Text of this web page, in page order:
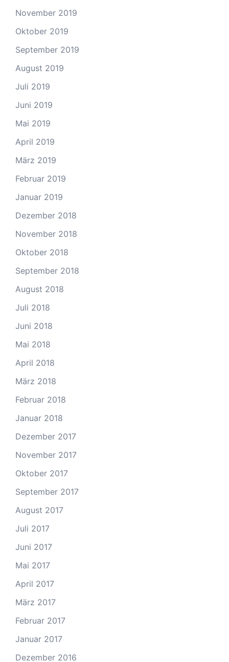
November 2019
Oktober 2019
September 2019
August 2019
Juli 2019
Juni 2019
Mai 2019
April 2019
März 2019
Februar 2019
Januar 2019
Dezember 2018
November 2018
Oktober 2018
September 2018
August 2018
Juli 2018
Juni 2018
Mai 2018
April 2018
März 2018
Februar 2018
Januar 2018
Dezember 2017
November 2017
Oktober 2017
September 2017
August 2017
Juli 2017
Juni 2017
Mai 2017
April 2017
März 2017
Februar 2017
Januar 2017
Dezember 2016